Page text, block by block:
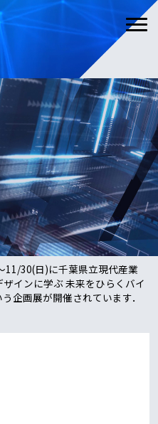
11/30(日)に千葉県立現代産業
インに学ぶ 未来をひらくバイ
企画展が開催されています．